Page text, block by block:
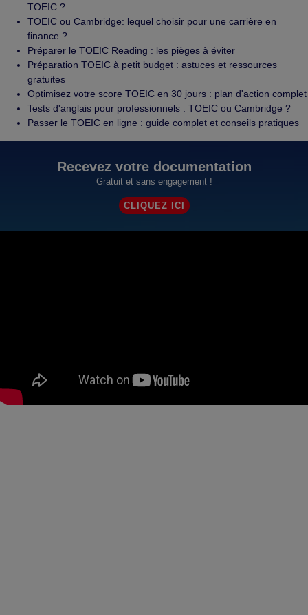
TOEIC ?
TOEIC ou Cambridge: lequel choisir pour une carrière en
finance ?
Préparer le TOEIC Reading : les pièges à éviter
Préparation TOEIC à petit budget : astuces et ressources
gratuites
Optimisez votre score TOEIC en 30 jours : plan d'action complet
Tests d'anglais pour professionnels : TOEIC ou Cambridge ?
Passer le TOEIC en ligne : guide complet et conseils pratiques
Recevez votre documentation
Gratuit et sans engagement !
CLIQUEZ ICI